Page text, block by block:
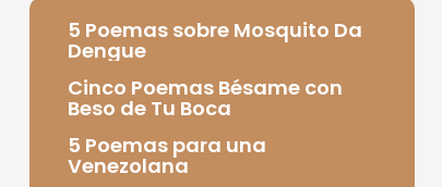
5 Poemas sobre Mosquito Da
Dengue
Cinco Poemas Bésame con
Beso de Tu Boca
5 Poemas para una
Venezolana